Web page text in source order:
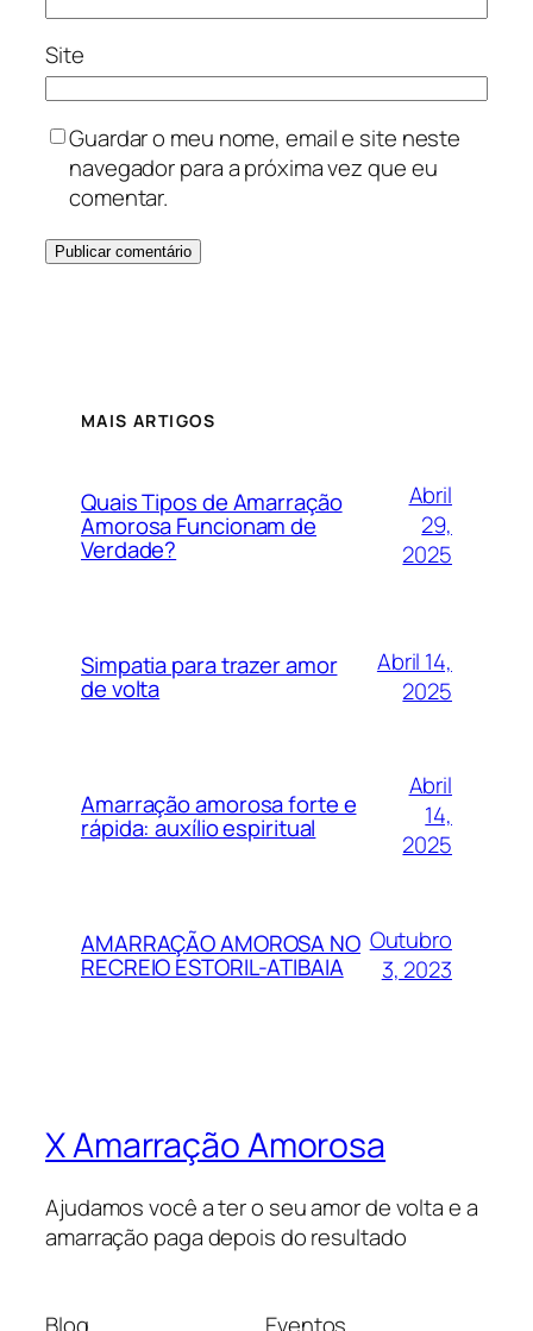
Site
Guardar o meu nome, email e site neste
navegador para a próxima vez que eu
comentar.
MAIS ARTIGOS
Quais Tipos de Amarração
Amorosa Funcionam de
Verdade?
Abril
29,
2025
Simpatia para trazer amor
de volta
Abril 14,
2025
Amarração amorosa forte e
rápida: auxílio espiritual
Abril
14,
2025
AMARRAÇÃO AMOROSA NO
RECREIO ESTORIL-ATIBAIA
Outubro
3, 2023
X Amarração Amorosa
Ajudamos você a ter o seu amor de volta e a
amarração paga depois do resultado
Blog Eventos